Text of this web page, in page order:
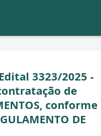
3323/2025 -
de
conforme
DE